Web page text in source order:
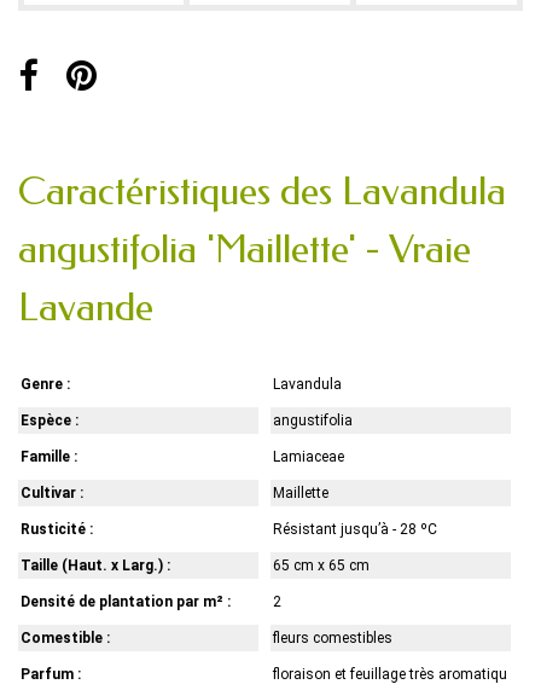
Caractéristiques des Lavandula
angustifolia 'Maillette' - Vraie
Lavande
Genre : Lavandula
Espèce : angustifolia
Famille : Lamiaceae
Cultivar : Maillette
Rusticité : Résistant jusqu’à - 28 ºC
Taille (Haut. x Larg.) : 65 cm x 65 cm
Densité de plantation par m² : 2
Comestible : fleurs comestibles
Parfum :
floraison et feuillage très aromatiqu